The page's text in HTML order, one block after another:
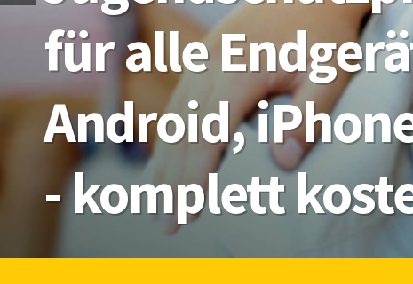
- komplett
Android,
für alle